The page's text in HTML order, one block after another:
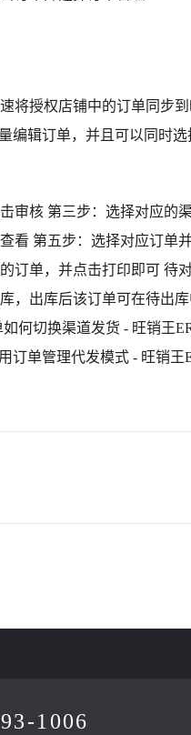
将授权店铺中的订单同步
编辑订单，并且可以同时选
审核 第三步：选择对应的
看 第五步：选择对应订单
订单，并点击打印即可 待
，出库后该订单可在待出
何切换渠道发货 - 旺销王
订单管理代发模式 - 旺销王
1006